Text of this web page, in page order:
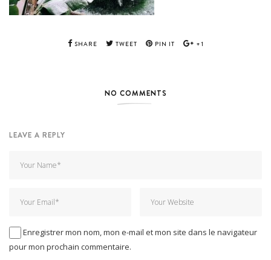
SHARE TWEET PIN IT +1
NO COMMENTS
LEAVE A REPLY
Enregistrer mon nom, mon e-mail et mon site dans le navigateur
pour mon prochain commentaire.